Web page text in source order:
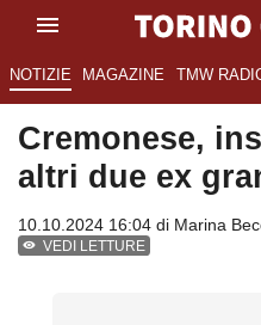
NOTIZIE MAGAZINE TMW
Cremonese,
altri due ex
10.10.2024 16:04 di Marina
VEDI LETTURE